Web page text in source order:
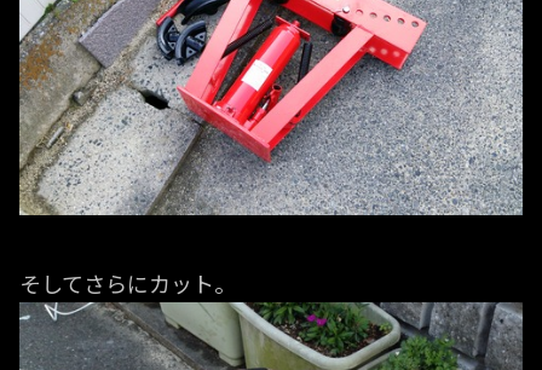
そしてさらにカット。